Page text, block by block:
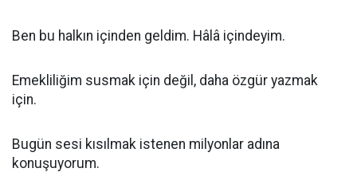
Ben bu halkın içinden geldim. Hâlâ içindeyim.
Emekliliğim susmak için değil, daha özgür yazmak
için.
Bugün sesi kısılmak istenen milyonlar adına
konuşuyorum.